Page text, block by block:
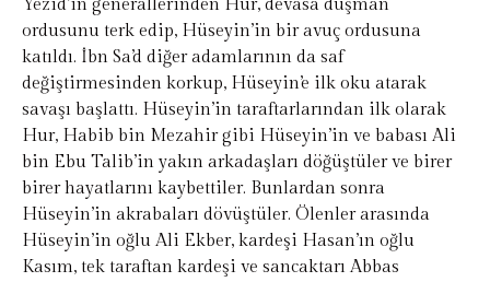
Yezid’in generallerinden Hûr, devasa düşman
ordusunu terk edip, Hüseyin’in bir avuç ordusuna
katıldı. İbn Sa’d diğer adamlarının da saf
değiştirmesinden korkup, Hüseyin’e ilk oku atarak
savaşı başlattı. Hüseyin’in taraftarlarından ilk olarak
Hur, Habib bin Mezahir gibi Hüseyin’in ve babası Ali
bin Ebu Talib’in yakın arkadaşları döğüştüler ve birer
birer hayatlarını kaybettiler. Bunlardan sonra
Hüseyin’in akrabaları dövüştüler. Ölenler arasında
Hüseyin’in oğlu Ali Ekber, kardeşi Hasan’ın oğlu
Kasım, tek taraftan kardeşi ve sancaktarı Abbas